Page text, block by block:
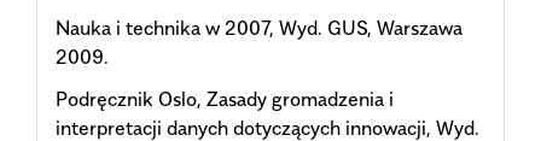
Nauka i technika w 2007, Wyd. GUS, Warszawa
2009.
Podręcznik Oslo, Zasady gromadzenia i
interpretacji danych dotyczących innowacji, Wyd.